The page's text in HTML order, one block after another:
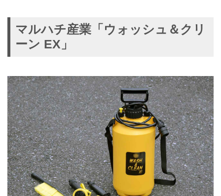
マルハチ産業「ウォッシュ＆クリ
ーン EX」